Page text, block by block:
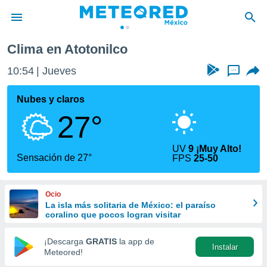
de
ha sido
calidad.
a este
las
y
forma
digital
basada
Clima en Atotonilco
10:54 Jueves ...
Nubes y claros
27°
Sensación de 27°
UV9 ¡Muy Alto!
FPS25-50
Ocio
La isla más solitaria de México: el paraíso
coralino que pocos logran visitar
¡Descarga GRATIS la app de
Meteored!
Instalar